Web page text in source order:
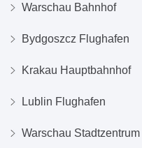
Warschau Bahnhof
Bydgoszcz Flughafen
Krakau Hauptbahnhof
Lublin Flughafen
Warschau Stadtzentrum